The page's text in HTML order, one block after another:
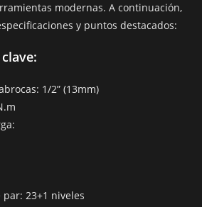
modernas. A continuación,
y puntos destacados:
:
1/2” (13mm)
par: 23+1 niveles